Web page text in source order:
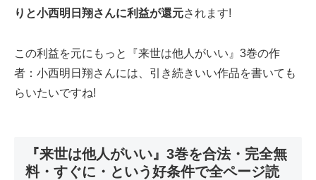
りと小西明日翔さんに利益が還元されます!
この利益を元にもっと『来世は他人がいい』3巻の作
者：小西明日翔さんには、引き続きいい作品を書いても
らいたいですね!
『来世は他人がいい』3巻を合法・完全無
料・すぐに・という好条件で全ページ読